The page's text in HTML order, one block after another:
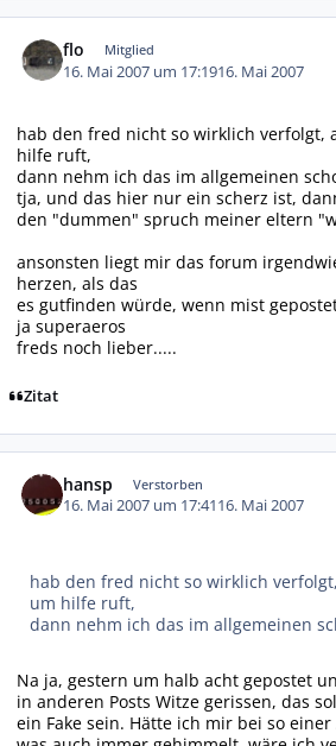
flo Mitglied
16. Mai 2007 um 17:1916. Mai 2007
hab den fred nicht so wirklich verfolgt,
hilfe ruft,
dann nehm ich das im allgemeinen
tja, und das hier nur ein scherz ist,
den "dummen" spruch meiner eltern
ansonsten liegt mir das forum
herzen, als das
es gutfinden würde, wenn mist
ja superaeros
freds noch lieber.....
Zitat
hansp Verstorben
16. Mai 2007 um 17:4116. Mai 2007
hab den fred nicht so wirklich
um hilfe ruft,
dann nehm ich das im allgemeinen
Na ja, gestern um halb acht gepostet
in anderen Posts Witze gerissen, das
ein Fake sein. Hätte ich mir bei so